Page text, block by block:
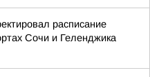
расписание
Сочи и Геленджика